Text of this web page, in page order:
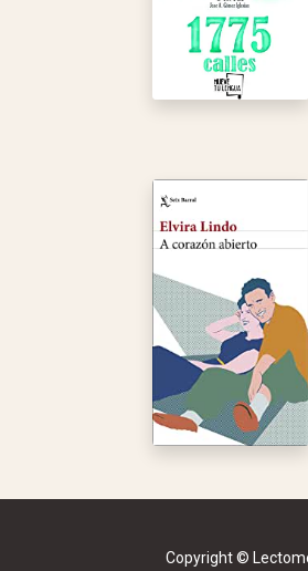
Copyright ©